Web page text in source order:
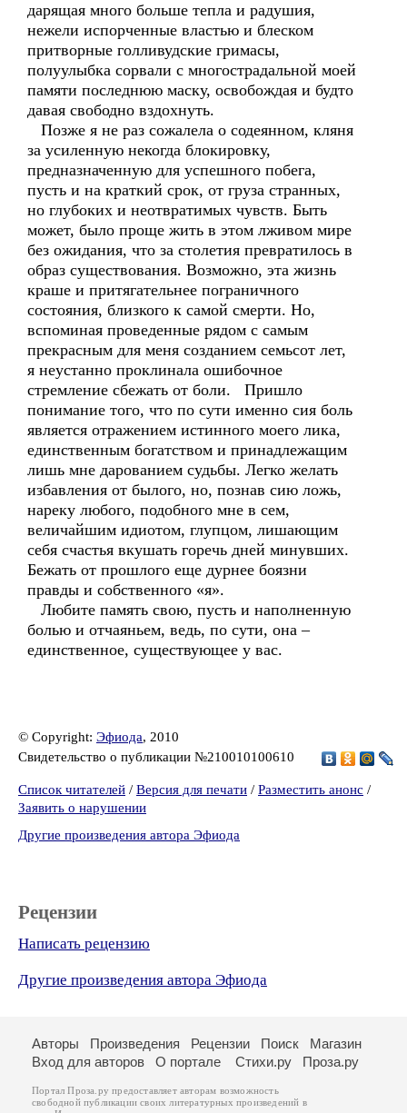
дарящая много больше тепла и радушия,
нежели испорченные властью и блеском
притворные голливудские гримасы,
полуулыбка сорвали с многострадальной моей
памяти последнюю маску, освобождая и будто
давая свободно вздохнуть.
Позже я не раз сожалела о содеянном, кляня
за усиленную некогда блокировку,
предназначенную для успешного побега,
пусть и на краткий срок, от груза странных,
но глубоких и неотвратимых чувств. Быть
может, было проще жить в этом лживом мире
без ожидания, что за столетия превратилось в
образ существования. Возможно, эта жизнь
краше и притягательнее пограничного
состояния, близкого к самой смерти. Но,
вспоминая проведенные рядом с самым
прекрасным для меня созданием семьсот лет,
я неустанно проклинала ошибочное
стремление сбежать от боли. Пришло
понимание того, что по сути именно сия боль
является отражением истинного моего лика,
единственным богатством и принадлежащим
лишь мне дарованием судьбы. Легко желать
избавления от былого, но, познав сию ложь,
нареку любого, подобного мне в сем,
величайшим идиотом, глупцом, лишающим
себя счастья вкушать горечь дней минувших.
Бежать от прошлого еще дурнее боязни
правды и собственного «я».
Любите память свою, пусть и наполненную
болью и отчаяньем, ведь, по сути, она –
единственное, существующее у вас.
© Copyright: Эфиода, 2010
Свидетельство о публикации №210010100610
Список читателей / Версия для печати / Разместить анонс /
Заявить о нарушении
Другие произведения автора Эфиода
Рецензии
Написать рецензию
Другие произведения автора Эфиода
Авторы Произведения Рецензии Поиск
Магазин
Вход для авторов
О портале Стихи.ру Проза.ру
Портал Проза.ру предоставляет авторам возможность
свободной публикации своих литературных произведений в